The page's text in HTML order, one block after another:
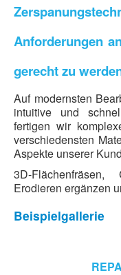
Anforderungen
gerecht zu
Auf modernsten
intuitive und
fertigen wir
verschiedensten
Aspekte unserer
3D-
Erodieren ergänzen
Beispielgallerie